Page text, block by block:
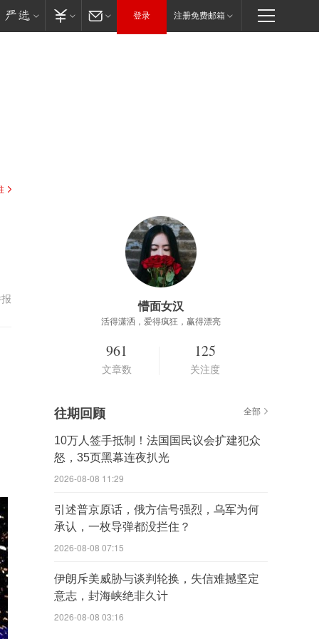
登录 注册免费邮箱
懵面女汉
活得潇洒，爱得疯狂，赢得漂亮
961
文章数
125
关注度
往期回顾 全部
10万人签手抵制！法国国民议会扩建犯众
怒，35页黑幕连夜扒光
2026-08-08 11:29
引述普京原话，俄方信号强烈，乌军为何
承认，一枚导弹都没拦住？
2026-08-08 07:15
伊朗斥美威胁与谈判轮换，失信难撼坚定
意志，封海峡绝非久计
2026-08-08 03:16